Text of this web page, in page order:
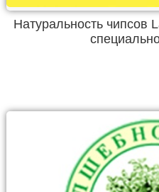
Натуральность чипсов